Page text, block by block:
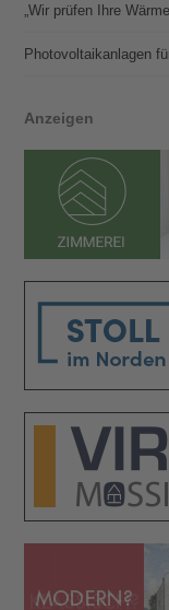
„Wir prüfen Ihre
Photovoltaik­­anlagen
Anzeigen